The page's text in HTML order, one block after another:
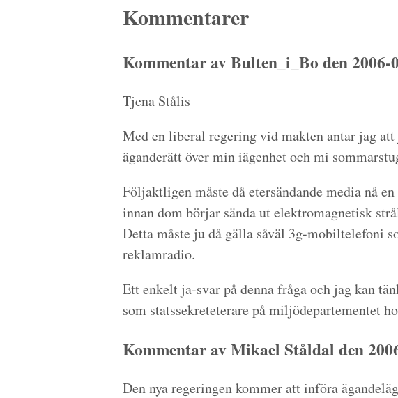
Kommentarer
Kommentar av Bulten_i_Bo den 2006-
Tjena Stålis
Med en liberal regering vid makten antar jag
äganderätt över min iägenhet och mi
Följaktligen måste då etersändande media nå
innan dom börjar sända ut elektromagnetisk
Detta måste ju då gälla såväl 3g-mobiltelefoni
reklamradio.
Ett enkelt ja-svar på denna fråga och jag kan
som statssekreteterare på miljödepartementet
Kommentar av Mikael Ståldal den
Den nya regeringen kommer att införa